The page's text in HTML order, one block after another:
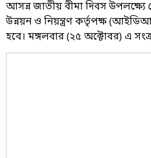
আসন্ন জাতীয় বীমা দিবস
উন্নয়ন ও নিয়ন্ত্রণ কর্তৃপক্ষ
হবে। মঙ্গলবার (২৫ অক্টোবর) এ